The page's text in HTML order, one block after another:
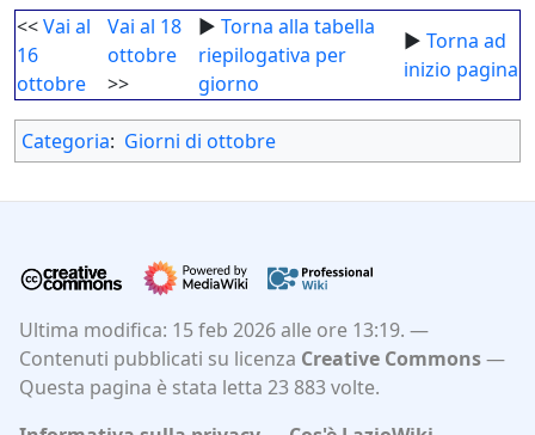
<<Vai al
16
ottobre
Vai al 18
ottobre
>>
► Torna alla tabella
riepilogativa per
giorno
► Torna ad
inizio pagina
Categoria: Giorni di ottobre
Ultima modifica: 15 feb 2026 alle ore 13:19.
Contenuti pubblicati su licenza Creative Commons
Questa pagina è stata letta 23 883 volte.